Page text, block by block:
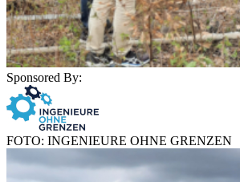
Sponsored By:
FOTO: INGENIEURE OHNE GRENZEN